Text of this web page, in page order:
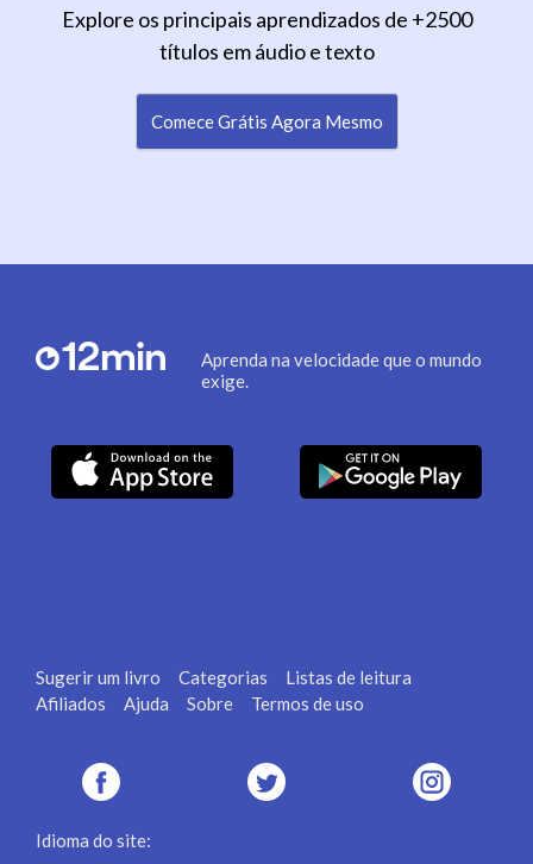
Explore os principais aprendizados de +2500
títulos em áudio e texto
Comece Grátis Agora Mesmo
Aprenda na velocidade que o mundo
exige.
Sugerir um livro Categorias
Listas de leitura
Afiliados
Ajuda Sobre Termos de uso
Idioma do site: